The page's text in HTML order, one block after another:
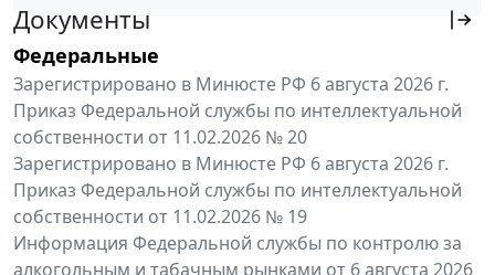
Документы
Федеральные
Зарегистрировано в Минюсте РФ 6 августа 2026 г.
Приказ Федеральной службы по интеллектуальной
собственности от 11.02.2026 № 20
Зарегистрировано в Минюсте РФ 6 августа 2026 г.
Приказ Федеральной службы по интеллектуальной
собственности от 11.02.2026 № 19
Информация Федеральной службы по контролю за
алкогольным и табачным рынками от 6 августа 2026